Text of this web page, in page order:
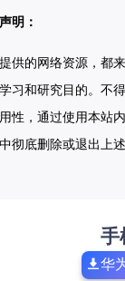
明：
供的网络资源，都
习和研究目的。不
性，通过使用本站
彻底删除或退出上
手
华